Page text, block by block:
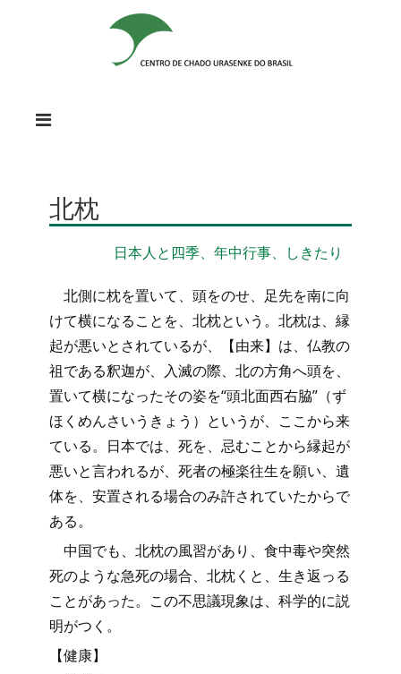
北枕
日本人と四季、年中行事、しきたり
北側に枕を置いて、頭をのせ、足先を南に向
けて横になることを、北枕という。北枕は、縁
起が悪いとされているが、【由来】は、仏教の
祖である釈迦が、入滅の際、北の方角へ頭を、
置いて横になったその姿を“頭北面西右脇”（ず
ほくめんさいうきょう）というが、ここから来
ている。日本では、死を、忌むことから縁起が
悪いと言われるが、死者の極楽往生を願い、遺
体を、安置される場合のみ許されていたからで
ある。
中国でも、北枕の風習があり、食中毒や突然
死のような急死の場合、北枕くと、生き返っる
ことがあった。この不思議現象は、科学的に説
明がつく。
【健康】